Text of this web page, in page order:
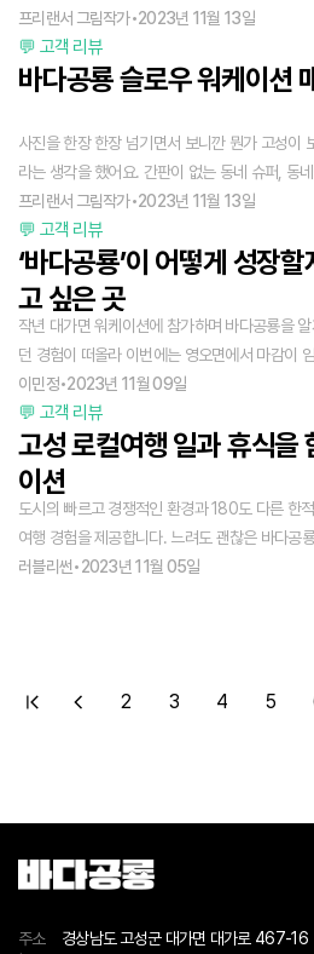
다. 바다공룡 스로우 워케이션을 하면서 최대한
합니다.
프리랜서 그림작가•2023년 11월 13일
💬 고객 리뷰
바다공룡 슬로우 워케이션
사진을 한장 한장 넘기면서 보니깐 뭔가 고성이
라는 생각을 했어요. 간판이 없는 동네 슈퍼, 동
볼 수있는 뷰, 오피스 앞에 인사하고 지나가는 할
기억에 남는 듯 해요.
프리랜서 그림작가•2023년 11월 13일
💬 고객 리뷰
‘바다공룡’이 어떻게 성장
고 싶은 곳
작년 대가면 워케이션에 참가하며 바다공룡을
던 경험이 떠올라 이번에는 영오면에서 마감이 임박한 일들을 다 끝내는 걸 기대했
어요. 한적한 시골길을 자전거 타고 유유히 산책하는 것도요! 제가
피스에 대해 가장 만족한 부분은 듀얼 모니터가
아늑한 것이 좋았어요. 전체적으로 아직 공사가 마무리되지 않아 빈 공간들이 있는
건 아쉬웠지만 더 많은 콘텐츠들이 채워지면 훨씬 좋을 것 같
정도 머무를 수 있는데 공간이 넓어서 서로의 동
하게 쉴 수 있었습니다. 불멍 네트워킹은 재료를 다 준비해 주셔서 편하게 불멍만 즐
기면 되었어요. 힐링 그 자체인 시간이었습니다. 제가 생각하는 바다공룡 워케이션
네에 택시가 한 대뿐이라 어르신들과 동행한 것,
요. 그리고 디스코드에 질문을 올리면 운영진의 빠른 답과 문제를 바로 해결해 주신
이민정•2023년 11월 09일
💬 고객 리뷰
고성 로컬여행 일과 휴식을
이션
도시의 빠르고 경쟁적인 환경과 180도 다른 한
여행 경험을 제공합니다. 느려도 괜찮은 바다공
의 시간을 보내며 몸과 마음을 충전하는 시간을
러블리썬•2023년 11월 05일
2 3 4 5
주소
경상남도 고성군 대가면 대가로 467-16